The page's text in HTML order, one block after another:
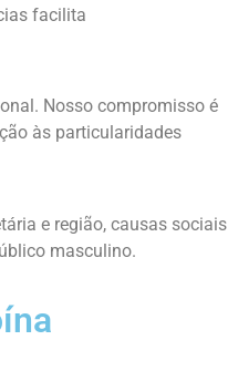
facilita
Nosso compromisso é
às particularidades
e região, causas sociais
masculino.